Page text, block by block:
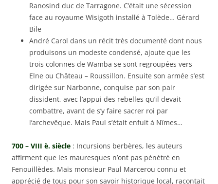
Ranosind duc de Tarragone. C’était une sécession
face au royaume Wisigoth installé à Tolède… Gérard
Bile
André Carol dans un récit très documenté dont nous
produisons un modeste condensé, ajoute que les
trois colonnes de Wamba se sont regroupées vers
Elne ou Château – Roussillon. Ensuite son armée s’est
dirigée sur Narbonne, conquise par son pair
dissident, avec l’appui des rebelles qu’il devait
combattre, avant de s’y faire sacrer roi par
l’archevêque. Mais Paul s’était enfuit à Nîmes…
700 – VIII è. siècle : Incursions berbères, les auteurs
affirment que les mauresques n’ont pas pénétré en
Fenouillèdes. Mais monsieur Paul Marcerou connu et
apprécié de tous pour son savoir historique local, racontait